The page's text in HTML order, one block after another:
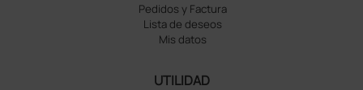
Pedidos y Factura
Lista de deseos
Mis datos
UTILIDAD